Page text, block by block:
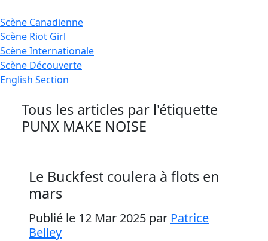
Scène Canadienne
Scène Riot Girl
ScèneInternationale
Scène Découverte
English Section
Tous les articles par l'étiquette
PUNX MAKE NOISE
Le Buckfest coulera à flots en
mars
Publié le 12 Mar 2025 par Patrice
Belley